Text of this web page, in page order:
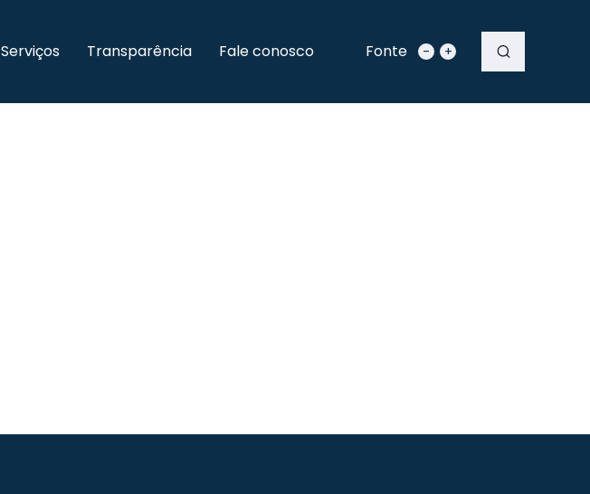
Serviços Transparência Fale conosco Fonte - +